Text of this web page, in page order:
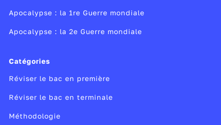
Apocalypse : la 1re Guerre mondiale
Apocalypse : la 2e Guerre mondiale
Catégories
Réviser le bac en première
Réviser le bac en terminale
Méthodologie